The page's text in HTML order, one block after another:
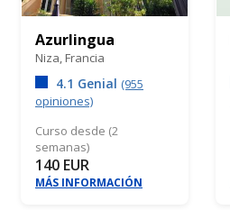
Azurlingua
Niza, Francia
4.1 Genial (955
opiniones)
Curso desde (2
semanas)
140 EUR
MÁS INFORMACIÓN